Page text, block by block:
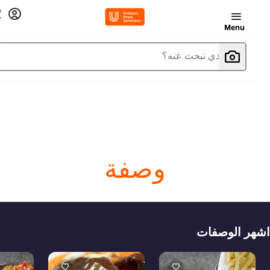
Menu
ما الذي تبحث عنه؟
وصفة
الوصفات